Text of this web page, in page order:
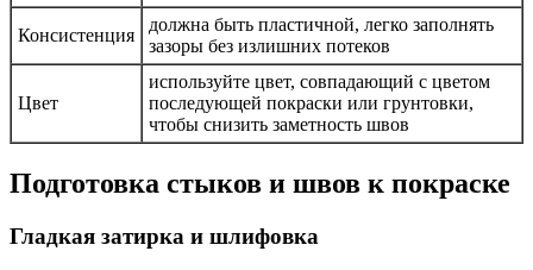
Консистенция
должна быть пластичной, легко заполнять
зазоры без излишних потеков
Цвет
используйте цвет, совпадающий с цветом
последующей покраски или грунтовки,
чтобы снизить заметность швов
Подготовка стыков и швов к покраске
Гладкая затирка и шлифовка